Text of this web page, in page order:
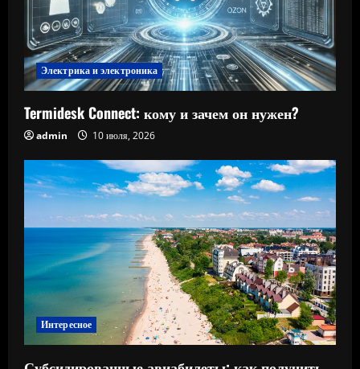
Электрика и электроника
Termidesk Connect: кому и зачем он нужен?
admin 10 июля, 2026
Интересное